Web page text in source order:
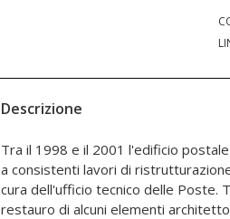
Descrizione
Tra il 1998 e il 2001 l'edificio
a consistenti lavori di
cura dell'ufficio tecnico delle Poste.
restauro di alcuni elementi
l'Università di Roma Tor Vergata
resoconto di cantiere - un cantiere
registra le numerose difficoltà
studio accurato dei particolari